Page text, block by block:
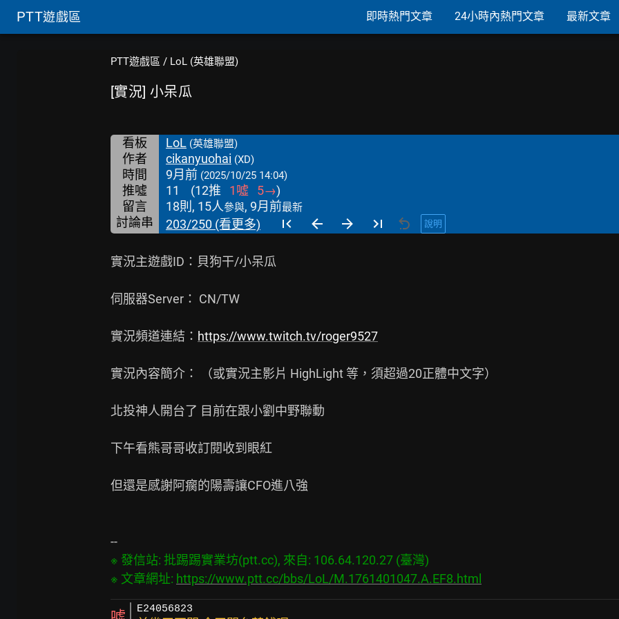
PTT遊戲區 即時熱門文章 24小時內熱門文章 最新文章
PTT遊戲區 / LoL (英雄聯盟)
[實況] 小呆瓜
看板 LoL (英雄聯盟)
作者 cikanyuohai (XD)
時間 9月前 (2025/10/25 14:04)
推噓 11 (12推 1噓 5→)
留言
18則, 15人參與, 9月前最新
討論串 203/250 (看更多) 說明
實況主遊戲ID：貝狗干/小呆瓜
伺服器Server： CN/TW
實況頻道連結： https://www.twitch.tv/roger9527
實況內容簡介： （或實況主影片 HighLight 等，須超過20正體中文字）
北投神人開台了 目前在跟小劉中野聯動
下午看熊哥哥收訂閱收到眼紅
但還是感謝阿瘸的陽壽讓CFO進八強
※ 發信站: 批踢踢實業坊(ptt.cc), 來自: 106.64.120.27 (臺灣)
※ 文章網址: https://www.ptt.cc/bbs/LoL/M.1761401047.A.EF8.html
E24056823